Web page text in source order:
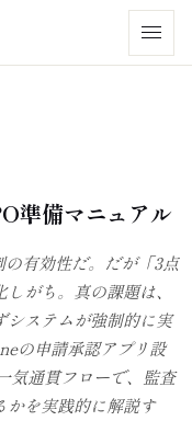
備マニュアル
有効性だ。だが「3点
がち。真の課題は、
システムが強制的に実
の申請承認アプリ設
気通貫フローで、監査
かを実践的に解説す